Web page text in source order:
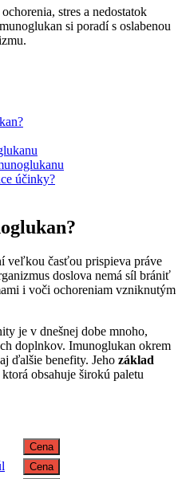
stres a nedostatok
si poradí s oslabenou
účinky?
veľkou časťou prispieva práve
doslova nemá síl brániť
i voči ochoreniam vzniknutým
je v dnešnej dobe mnoho,
doplnkov. Imunoglukan okrem
ďalšie benefity. Jeho základ
ktorá obsahuje širokú paletu
Cena
Cena